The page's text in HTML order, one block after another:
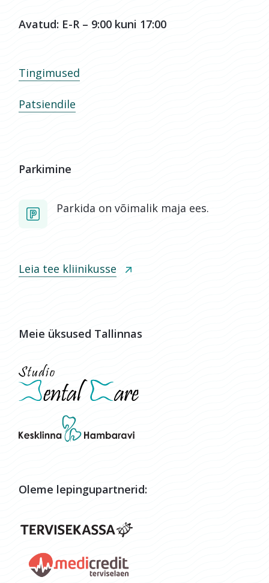
Avatud: E-R – 9:00 kuni 17:00
Tingimused
Patsiendile
Parkimine
Parkida on võimalik maja ees.
Leia tee kliinikusse
Meie üksused Tallinnas
Oleme lepingupartnerid: